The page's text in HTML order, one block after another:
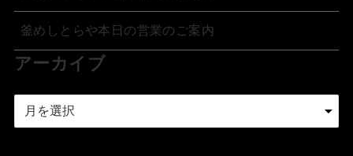
釜めしとらや本日の営業のご案内
アーカイブ